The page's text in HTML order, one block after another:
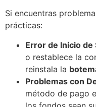
Si encuentras
prácticas:
Error de Inicio de
o restablece la
reinstala la
Problemas con
método de pago